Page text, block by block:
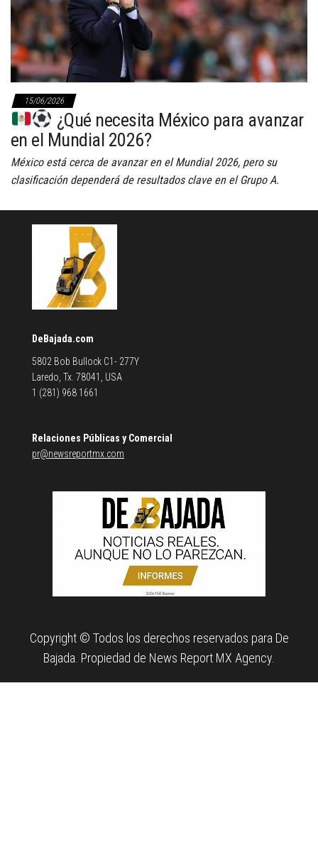
15/06/2026
¿Qué necesita México para avanzar
en el Mundial 2026?
México está cerca de avanzar en el Mundial 2026, pero su
clasificación dependerá de resultados clave en el Grupo A.
DeBajada.com
5802 Bob Bullock C1- 277Y
Laredo, Tx. 78041, USA
1 (281) 968 1661
Relaciones Públicas y Comercial
pr@newsreportmx.com
Copyright © Todos los derechos reservados para De
Bajada. Propiedad de News Report MX Agency.